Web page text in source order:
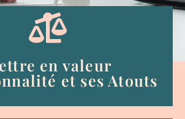
en valeur
et ses Atouts